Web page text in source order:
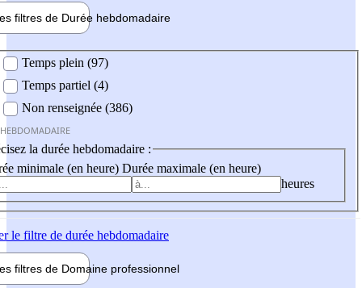
filtres de Durée hebdomadaire
Temps plein (97)
Temps partiel (4)
Non renseignée (386)
la durée hebdomadaire :
minimale (en heure) Durée maximale (en heure)
heures
le filtre de durée hebdomadaire
filtres de Domaine professionnel